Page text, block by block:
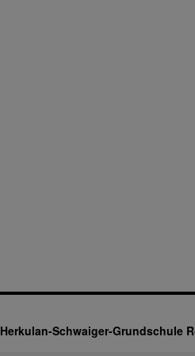
Herkulan-Schwaiger-Grundschule